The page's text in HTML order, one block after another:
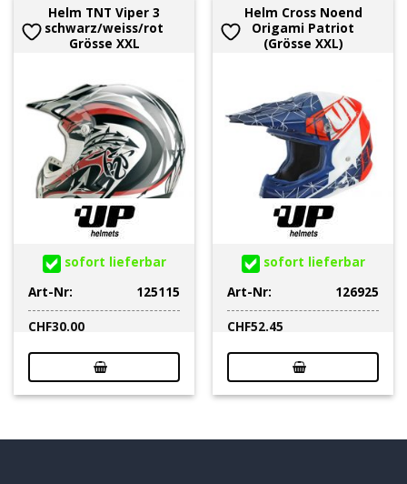
Helm TNT Viper 3
schwarz/weiss/rot
Grösse XXL
sofort lieferbar
Art-Nr:
125115
CHF30.00
Helm Cross Noend
Origami Patriot
(Grösse XXL)
sofort lieferbar
Art-Nr:
126925
CHF52.45